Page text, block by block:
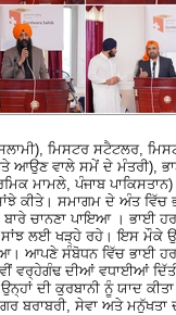
ਮਿਸਟਰ ਸਟੈਟਲਰ,
ਆਉਣ ਵਾਲੇ ਸਮੇਂ ਦੇ ਮੰਤਰੀ),
ਮਾਮਲੇ, ਪੰਜਾਬ
ਕੀਤੇ। ਸਮਾਗਮ ਦੇ ਅੰਤ
ਬਾਰੇ ਚਾਨਣਾ ਪਾਇਆ । ਭਾਈ
ਸਾਂਝ ਲਈ ਖੜ੍ਹੇ ਰਹੇ। ਇਸ ਮੌਕੇ
ਆਪਣੇ ਸੰਬੋਧਨ ਵਿੱਚ ਭਾਈ
ਵਰ੍ਹੇਗੰਢ ਦੀਆਂ ਵਧਾਈਆਂ
ਦੀ ਕੁਰਬਾਨੀ ਨੂੰ ਯਾਦ
ਬਰਾਬਰੀ, ਸੇਵਾ ਅਤੇ ਮਨੁੱਖਤਾ